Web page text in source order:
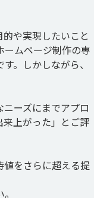
や実現したいこと
ームページ制作の専
。しかしながら、
ーズにまでアプロ
上がった」とご評
をさらに超える提